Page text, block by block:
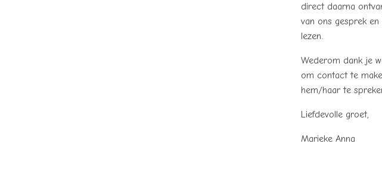
direct daarna
van ons gesprek
lezen.
Wederom dank je
om contact te
hem/haar te
Liefdevolle groet,
Marieke Anna